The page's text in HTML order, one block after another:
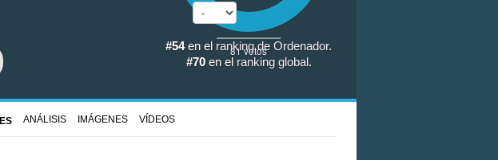
81votos
#54en el ranking de Ordenador.
#70en el ranking global .
ANÁLISIS IMÁGENES VÍDEOS